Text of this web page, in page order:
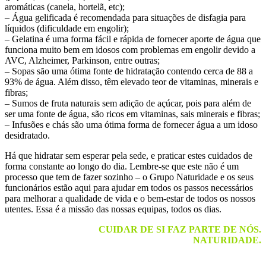
aromáticas (canela, hortelã, etc);
– Água gelificada é recomendada para situações de disfagia para
líquidos (dificuldade em engolir);
– Gelatina é uma forma fácil e rápida de fornecer aporte de água que
funciona muito bem em idosos com problemas em engolir devido a
AVC, Alzheimer, Parkinson, entre outras;
– Sopas são uma ótima fonte de hidratação contendo cerca de 88 a
93% de água. Além disso, têm elevado teor de vitaminas, minerais e
fibras;
– Sumos de fruta naturais sem adição de açúcar, pois para além de
ser uma fonte de água, são ricos em vitaminas, sais minerais e fibras;
– Infusões e chás são uma ótima forma de fornecer água a um idoso
desidratado.
Há que hidratar sem esperar pela sede, e praticar estes cuidados de
forma constante ao longo do dia. Lembre-se que este não é um
processo que tem de fazer sozinho – o Grupo Naturidade e os seus
funcionários estão aqui para ajudar em todos os passos necessários
para melhorar a qualidade de vida e o bem-estar de todos os nossos
utentes. Essa é a missão das nossas equipas, todos os dias.
CUIDAR DE SI FAZ PARTE DE NÓS.
NATURIDADE.